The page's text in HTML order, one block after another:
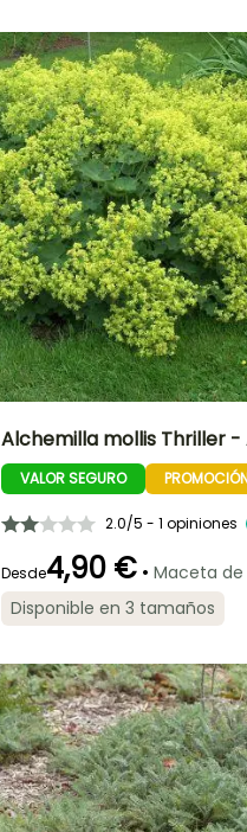
Altura en la
madurez
40 cm
Anchura en la
madurez
70 cm
Periodo de floración
Junio a Agosto
Periodo de
Febrero a Abril,
Septiembre a
Noviembre
Alchemilla mollis Thriller -
VALOR SEGURO
2.0/5 - 1 opiniones
Desde4,90 € • Maceta
Disponible en 3 tamaños